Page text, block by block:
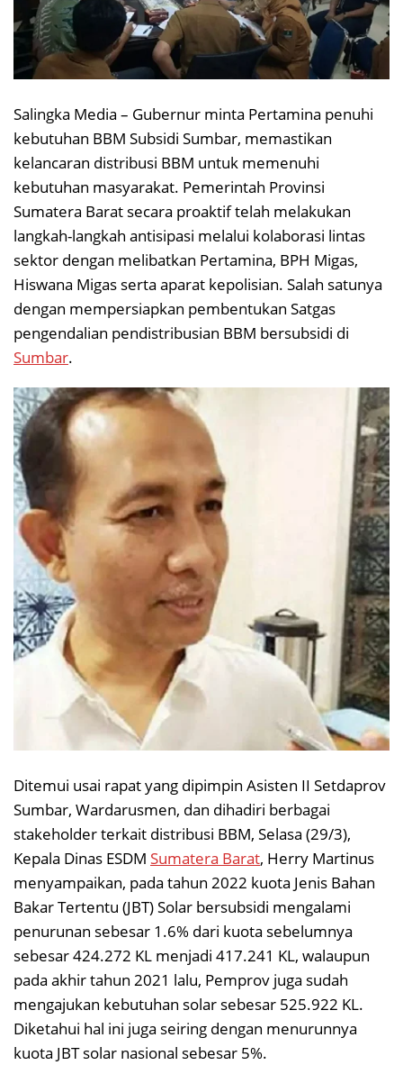
Salingka Media – Gubernur minta Pertamina penuhi
kebutuhan BBM Subsidi Sumbar, memastikan
kelancaran distribusi BBM untuk memenuhi
kebutuhan masyarakat. Pemerintah Provinsi
Sumatera Barat secara proaktif telah melakukan
langkah-langkah antisipasi melalui kolaborasi lintas
sektor dengan melibatkan Pertamina, BPH Migas,
Hiswana Migas serta aparat kepolisian. Salah satunya
dengan mempersiapkan pembentukan Satgas
pengendalian pendistribusian BBM bersubsidi di
Sumbar.
Ditemui usai rapat yang dipimpin Asisten II Setdaprov
Sumbar, Wardarusmen, dan dihadiri berbagai
stakeholder terkait distribusi BBM, Selasa (29/3),
Kepala Dinas ESDM Sumatera Barat, Herry Martinus
menyampaikan, pada tahun 2022 kuota Jenis Bahan
Bakar Tertentu (JBT) Solar bersubsidi mengalami
penurunan sebesar 1.6% dari kuota sebelumnya
sebesar 424.272 KL menjadi 417.241 KL, walaupun
pada akhir tahun 2021 lalu, Pemprov juga sudah
mengajukan kebutuhan solar sebesar 525.922 KL.
Diketahui hal ini juga seiring dengan menurunnya
kuota JBT solar nasional sebesar 5%.